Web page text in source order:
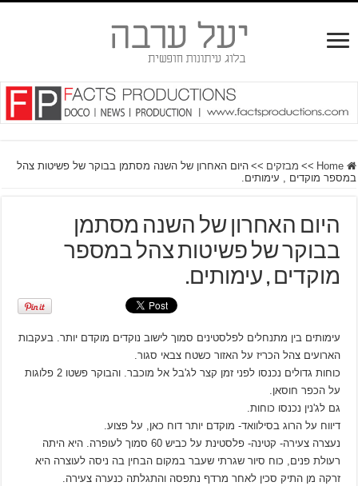
Home
>> מבזקים >> היום האחרון של השנה מסתמן בבוקר של פשיטות צהל
במספר מוקדים , עימותים.
היום האחרון של השנה מסתמן
בבוקר של פשיטות צהל במספר
מוקדים , עימותים.
עימותים בין מתנחלים לפלסטינים סמוך לישוב נוקדים מוקדם יותר. בעקבות
הארועים צהל הכריז על האזור כשטח צבאי סגור.
כוחות גדולים נכנסו לפני זמן קצר לג'בל אל מוכבר. והבוקר פשטו 2 פלוגות
על הכפר חוסאן.
גם לג'נין נכנסו כוחות.
דיווח על הרוג בסילוואד- מוקדם יותר דוח כאן, על פצוע.
נעצרה צעירה- קטינה- פלסטינת על כביש 60 סמוך לעופרה. היא היתה
רעולת פנים, כוח סיור שגרתי שעבר במקום הבחין בה ניסה לעוצרה היא
זרקה מן התיק סכין לאחר מרדף נתפסה והתגלתה כנערה צעירה.